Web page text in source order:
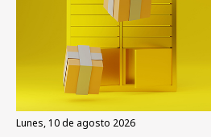
lunes, 10 de agosto 2026